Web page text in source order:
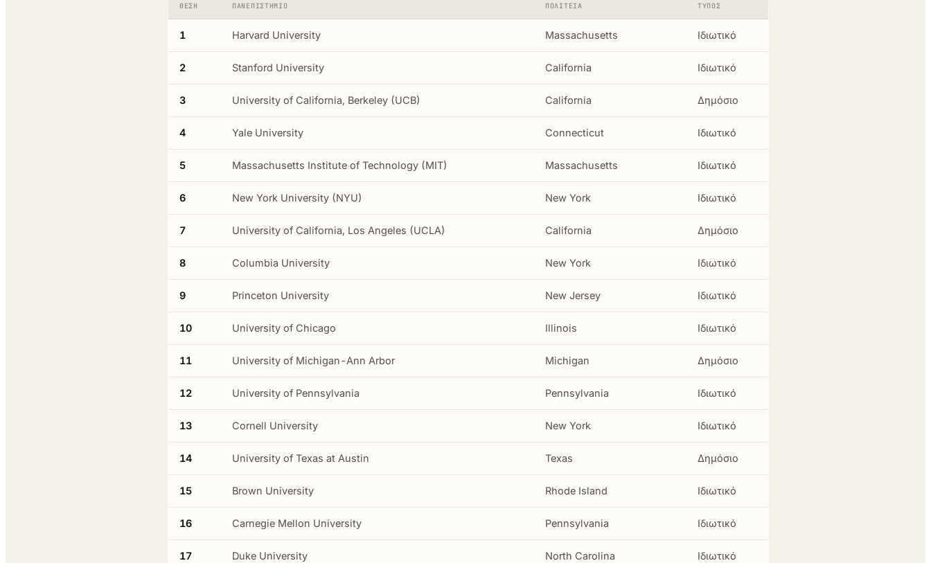
ΘΈΣΗ ΠΑΝΕΠΙΣΤΉΜΙΟ ΠΟΛΙΤΕΊΑ ΤΎΠΟΣ
1 Harvard University Massachusetts Ιδιωτικό
2 Stanford University California Ιδιωτικό
3 University of California, Berkeley (UCB) California Δημόσιο
4 Yale University Connecticut Ιδιωτικό
5 Massachusetts Institute of Technology (MIT) Massachusetts Ιδιωτικό
6 New York University (NYU) New York Ιδιωτικό
7 University of California, Los Angeles (UCLA) California Δημόσιο
8 Columbia University New York Ιδιωτικό
9 Princeton University New Jersey Ιδιωτικό
10 University of Chicago Illinois Ιδιωτικό
11 University of Michigan-Ann Arbor Michigan Δημόσιο
12 University of Pennsylvania Pennsylvania Ιδιωτικό
13 Cornell University New York Ιδιωτικό
14 University of Texas at Austin Texas Δημόσιο
15 Brown University Rhode Island Ιδιωτικό
16 Carnegie Mellon University Pennsylvania Ιδιωτικό
17 Duke University North Carolina Ιδιωτικό